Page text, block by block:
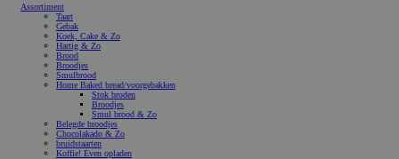
Assortiment
Taart
Gebak
Koek, Cake & Zo
Hartig & Zo
Brood
Broodjes
Smulbrood
Home Baked bread/voorgebakken
Stok broden
Broodjes
Smul brood & Zo
Belegde broodjes
Chocolakado & Zo
bruidstaarten
Koffie! Even opladen